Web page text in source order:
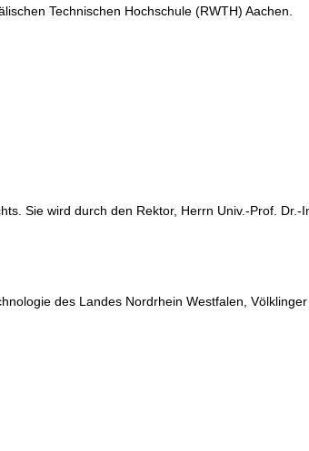
Technischen Hochschule (RWTH) Aachen.
Sie wird durch den Rektor, Herrn Univ.-Prof. Dr.-
des Landes Nordrhein Westfalen,